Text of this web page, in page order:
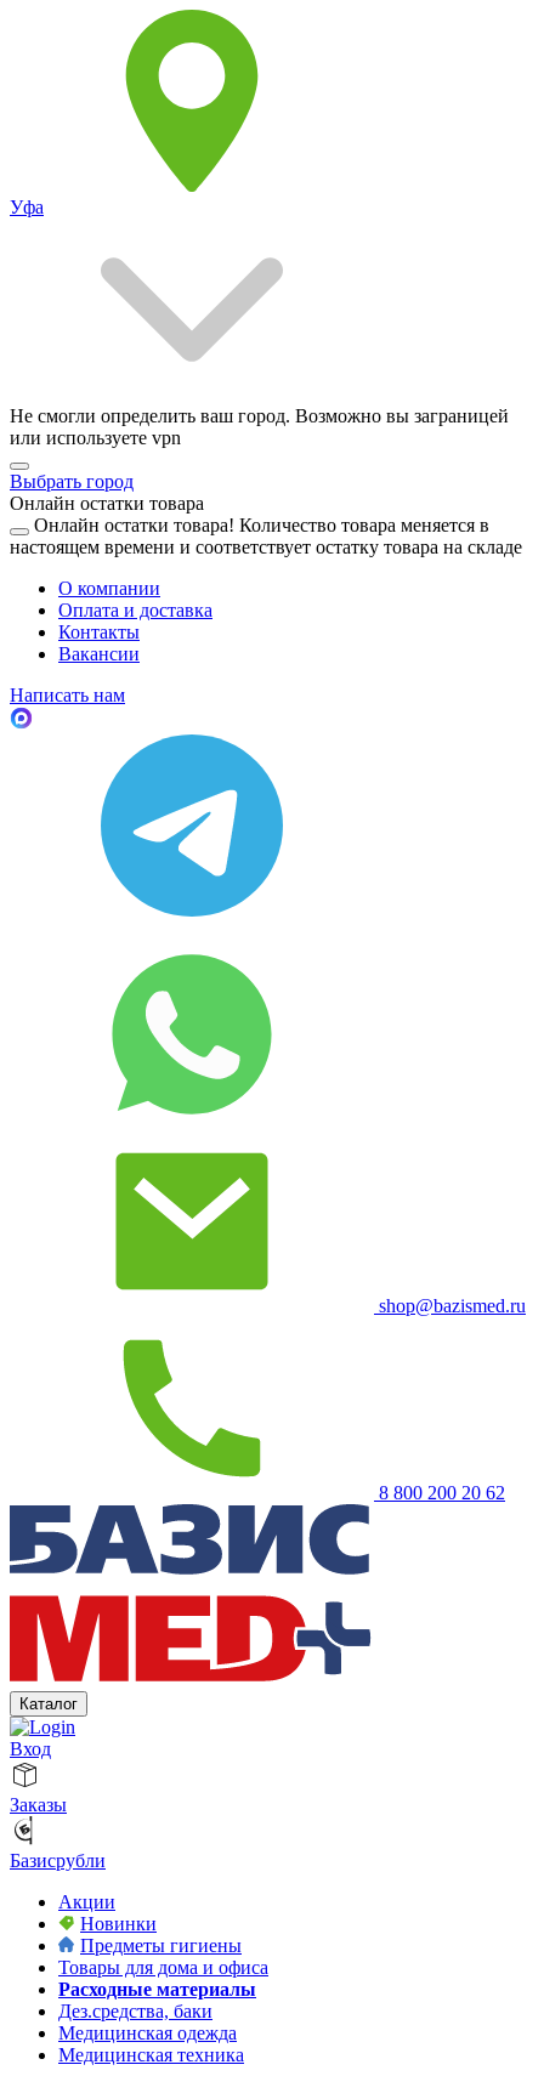
Уфа
Не смогли определить ваш город. Возможно вы заграницей
или используете vpn
Выбрать город
Онлайн остатки товара
Онлайн остатки товара! Количество товара меняется в
настоящем времени и соответствует остатку товара на складе
О компании
Оплата и доставка
Контакты
Вакансии
Написать нам
shop@bazismed.ru
8 800 200 20 62
Каталог
Вход
Заказы
Базисрубли
Акции
Новинки
Предметы гигиены
Товары для дома и офиса
Расходные материалы
Дез.средства, баки
Медицинская одежда
Медицинская техника